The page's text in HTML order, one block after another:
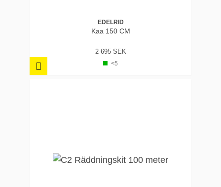
EDELRID
Kaa 150 CM
2 695 SEK
<5